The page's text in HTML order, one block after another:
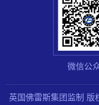
微信公
英国佛雷斯集团监制 版